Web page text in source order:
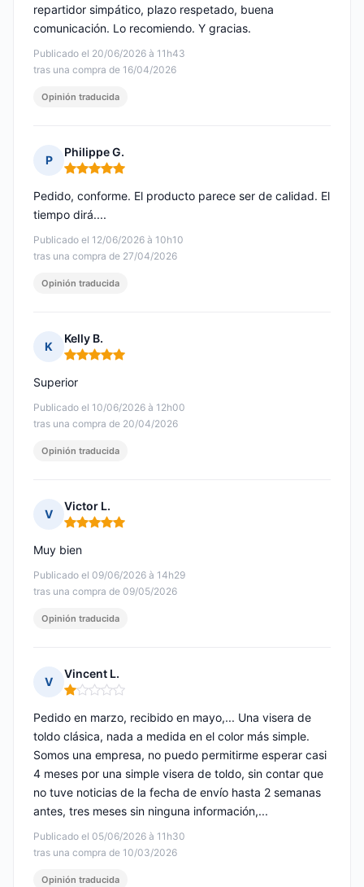
Publicado el 20/06/2026 à 11h43
tras una compra de 16/04/2026
repartidor simpático, plazo respetado, buena
comunicación. Lo recomiendo. Y gracias.
Opinión traducida
P
Philippe G.
Nota: 5 de 5
Publicado el 12/06/2026 à 10h10
tras una compra de 27/04/2026
Pedido, conforme. El producto parece ser de calidad. El
tiempo dirá....
Opinión traducida
K
Kelly B.
Nota: 5 de 5
Publicado el 10/06/2026 à 12h00
tras una compra de 20/04/2026
Superior
Opinión traducida
V
Victor L.
Nota: 5 de 5
Publicado el 09/06/2026 à 14h29
tras una compra de 09/05/2026
Muy bien
Opinión traducida
V
Vincent L.
Nota: 1 de 5
Publicado el 05/06/2026 à 11h30
tras una compra de 10/03/2026
Pedido en marzo, recibido en mayo,... Una visera de
toldo clásica, nada a medida en el color más simple.
Somos una empresa, no puedo permitirme esperar casi
4 meses por una simple visera de toldo, sin contar que
no tuve noticias de la fecha de envío hasta 2 semanas
antes, tres meses sin ninguna información,...
Opinión traducida